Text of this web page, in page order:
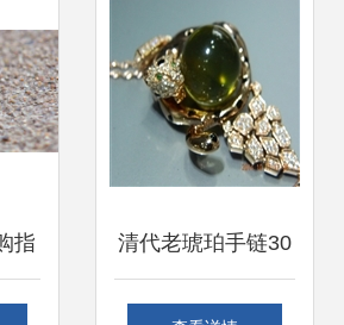
指
与
清代老琥珀手链30
克_清代老琥珀手